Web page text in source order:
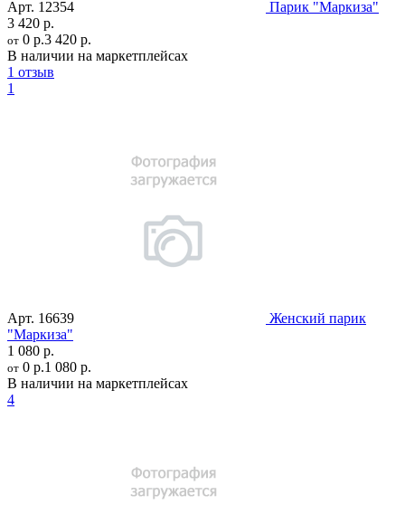
Арт. 12354
Парик "Маркиза"
3 420 р.
от 0 р.3 420 р.
В наличии на маркетплейсах
1 отзыв
1
Арт. 16639
Женский парик
"Маркиза"
1 080 р.
от 0 р.1 080 р.
В наличии на маркетплейсах
4